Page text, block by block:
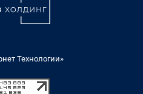
Технологии»